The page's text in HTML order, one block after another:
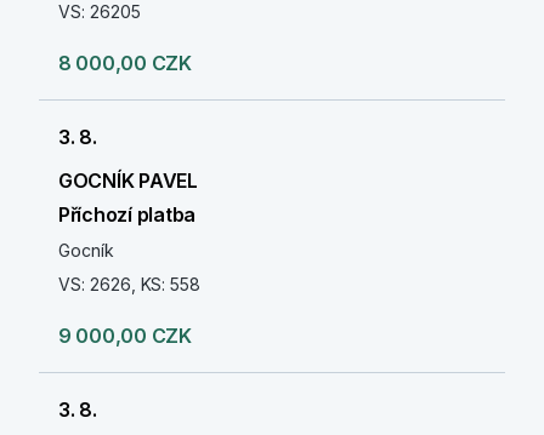
VS: 26205
8 000,00 CZK
3. 8.
GOCNÍK PAVEL
Příchozí platba
Gocník
VS: 2626, KS: 558
9 000,00 CZK
3. 8.